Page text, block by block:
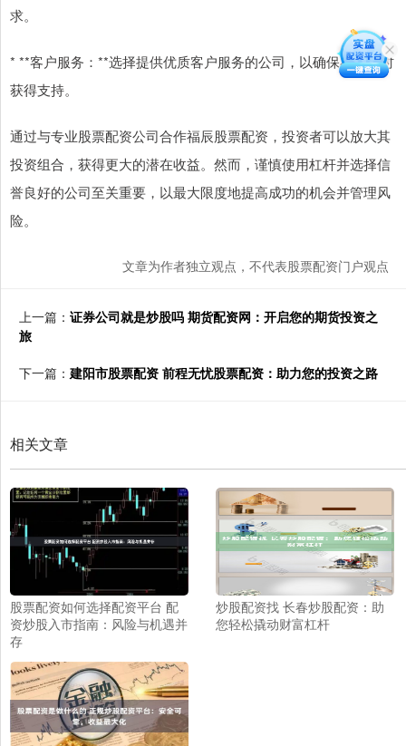
求。
* **客户服务：**选择提供优质客户服务的公司，以确保在需要时
获得支持。
通过与专业股票配资公司合作福辰股票配资，投资者可以放大其
投资组合，获得更大的潜在收益。然而，谨慎使用杠杆并选择信
誉良好的公司至关重要，以最大限度地提高成功的机会并管理风
险。
文章为作者独立观点，不代表股票配资门户观点
上一篇： 证券公司就是炒股吗 期货配资网：开启您的期货投资之
旅
下一篇： 建阳市股票配资 前程无忧股票配资：助力您的投资之路
相关文章
股票配资如何选择配资平台 配
资炒股入市指南：风险与机遇并
存
炒股配资找 长春炒股配资：助
您轻松撬动财富杠杆